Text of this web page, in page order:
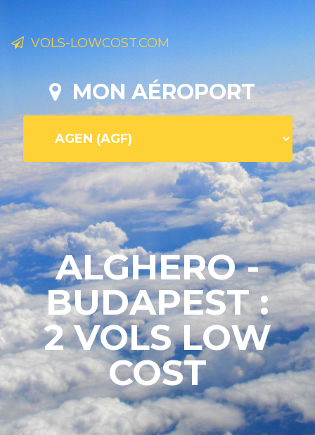
VOLS-LOWCOST.COM
MON AÉROPORT
ALGHERO -
BUDAPEST :
2 VOLS LOW
COST